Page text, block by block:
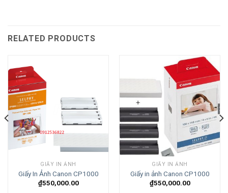
RELATED PRODUCTS
GIẤY IN ẢNH
Giấy In Ảnh Canon CP1000
₫550,000.00
GIẤY IN ẢNH
Giấy in ảnh Canon CP1000
₫550,000.00